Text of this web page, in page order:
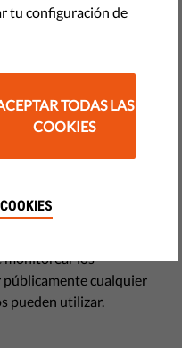
por instituciones de
que incitan al odio de
para...
y Antigone, tres ONGs
monitorear los
cualquier
pueden utilizar.
tu configuración de
TODAS LAS
COOKIES